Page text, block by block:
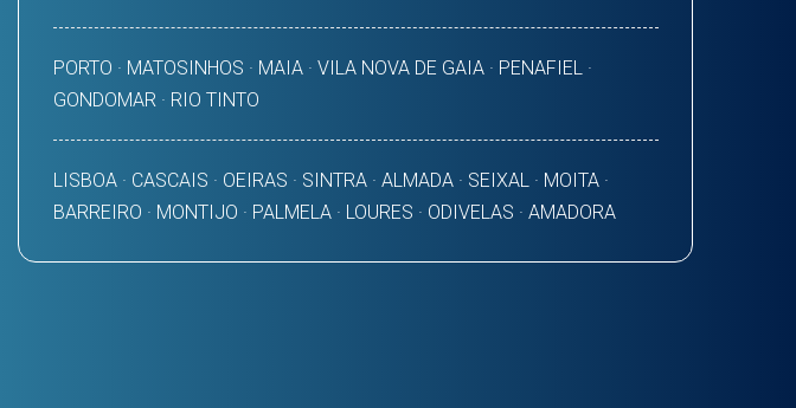
PORTO · MATOSINHOS · MAIA · VILA NOVA DE GAIA · PENAFIEL ·
GONDOMAR · RIO TINTO
LISBOA · CASCAIS · OEIRAS · SINTRA · ALMADA · SEIXAL · MOITA ·
BARREIRO · MONTIJO · PALMELA · LOURES · ODIVELAS · AMADORA